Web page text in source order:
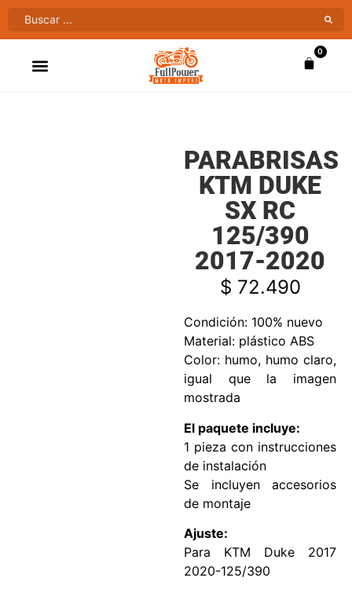
0
PARABRISAS
KTM DUKE
SX RC
125/390
2017-2020
$ 72.490
Condición: 100% nuevo
Material: plástico ABS
Color: humo, humo claro,
igual que la imagen
mostrada
El paquete incluye:
1 pieza con instrucciones
de instalación
Se incluyen accesorios
de montaje
Ajuste:
Para KTM Duke 2017
2020-125/390